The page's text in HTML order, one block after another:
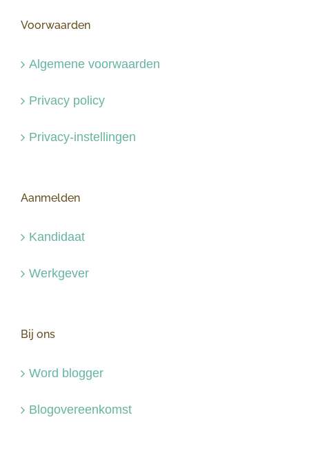
Voorwaarden
Algemene voorwaarden
Privacy policy
Privacy-instellingen
Aanmelden
Kandidaat
Werkgever
Bij ons
Word blogger
Blogovereenkomst